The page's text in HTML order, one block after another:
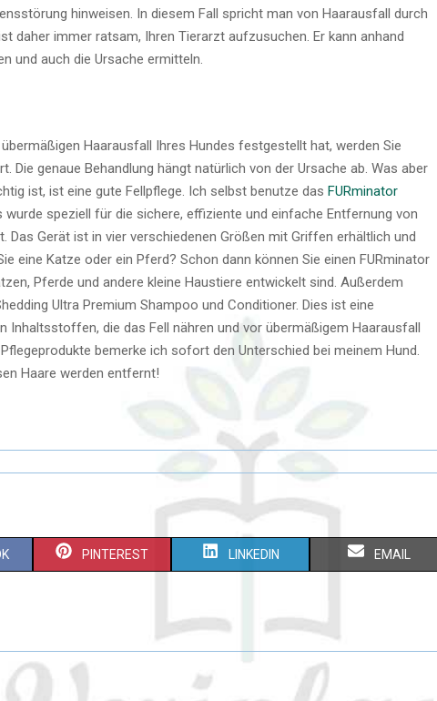
hinweisen. In diesem Fall spricht man von Haarausfall durch
daher immer ratsam, Ihren Tierarzt aufzusuchen. Er kann anhand
und auch die Ursache ermitteln.
Haarausfall Ihres Hundes festgestellt hat, werden Sie
Die genaue Behandlung hängt natürlich von der Ursache ab. Was aber
ist, ist eine gute Fellpflege. Ich selbst benutze das FURminator
wurde speziell für die sichere, effiziente und einfache Entfernung von
Das Gerät ist in vier verschiedenen Größen mit Griffen erhältlich und
eine Katze oder ein Pferd? Schon dann können Sie einen FURminator
Pferde und andere kleine Haustiere entwickelt sind. Außerdem
Ultra Premium Shampoo und Conditioner. Dies ist eine
Inhaltsstoffen, die das Fell nähren und vor übermäßigem Haarausfall
bemerke ich sofort den Unterschied bei meinem Hund.
Haare werden entfernt!
PINTEREST LINKEDIN EMAIL